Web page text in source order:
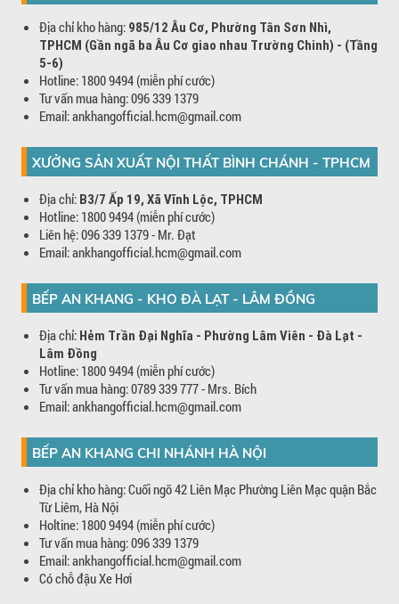
Địa chỉ kho hàng: 985/12 Âu Cơ, Phường Tân Sơn Nhì,
TPHCM (Gần ngã ba Âu Cơ giao nhau Trường Chinh) - (Tầng
5-6)
Hotline: 1800 9494 (miễn phí cước)
Tư vấn mua hàng: 096 339 1379
Email: ankhangofficial.hcm@gmail.com
XƯỞNG SẢN XUẤT NỘI THẤT BÌNH CHÁNH - TPHCM
Địa chỉ: B3/7 Ấp 19, Xã Vĩnh Lộc, TPHCM
Hotline: 1800 9494 (miễn phí cước)
Liên hệ: 096 339 1379 - Mr. Đạt
Email: ankhangofficial.hcm@gmail.com
BẾP AN KHANG - KHO ĐÀ LẠT - LÂM ĐỒNG
Địa chỉ: Hẻm Trần Đại Nghĩa - Phường Lâm Viên - Đà Lạt -
Lâm Đồng
Hotline: 1800 9494 (miễn phí cước)
Tư vấn mua hàng: 0789 339 777 - Mrs. Bích
Email: ankhangofficial.hcm@gmail.com
BẾP AN KHANG CHI NHÁNH HÀ NỘI
Địa chỉ kho hàng: Cuối ngõ 42 Liên Mạc Phường Liên Mạc quận Bắc
Từ Liêm, Hà Nội
Holtine: 1800 9494 (miễn phí cước)
Tư vấn mua hàng: 096 339 1379
Email: ankhangofficial.hcm@gmail.com
Có chỗ đậu Xe Hơi